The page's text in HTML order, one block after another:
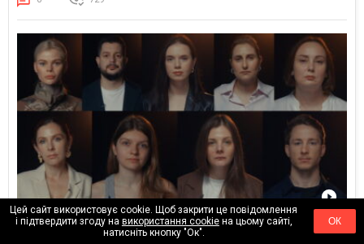
25.06.2026
Цей сайт використовує cookie. Щоб закрити це повідомлення
і підтвердити згоду на використання cookieна цьому сайті,
натисніть кнопку "Ок".
ОК